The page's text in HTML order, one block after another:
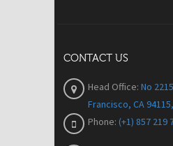
CONTACT US
Head Office: No
Francisco, CA
Phone: (+1) 857 219